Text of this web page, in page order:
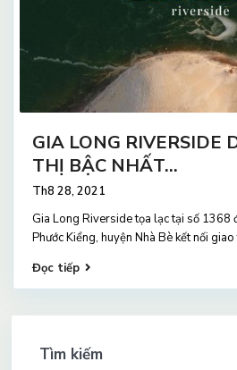
GIA LONG RIVERSIDE
THỊ BẬC NHẤT...
Th8 28, 2021
Gia Long Riverside tọa lạc tại số 1368
Phước Kiểng, huyện Nhà Bè kết nối
Đọc tiếp
Tìm kiếm